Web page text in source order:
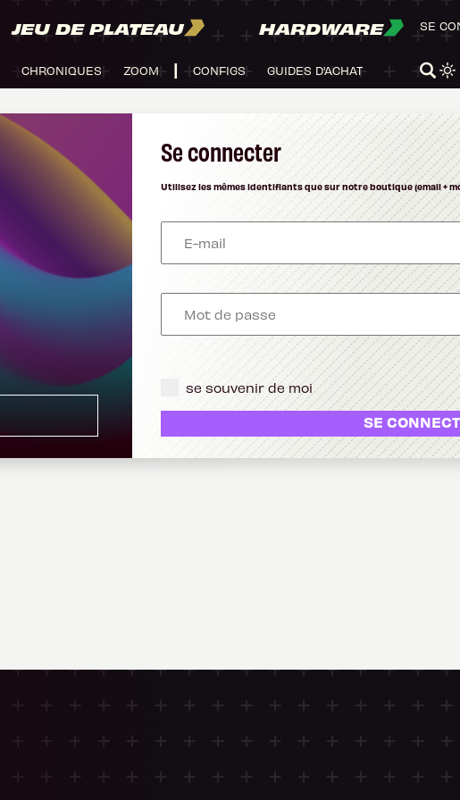
JEU DE PLATEAU HARDWARE
CHRONIQUES ZOOM CONFIGS GUIDES D'ACHAT
SE
Se connecter
Utilisez les mêmes identifiants que sur notre boutique (email +
se souvenir de moi
SE